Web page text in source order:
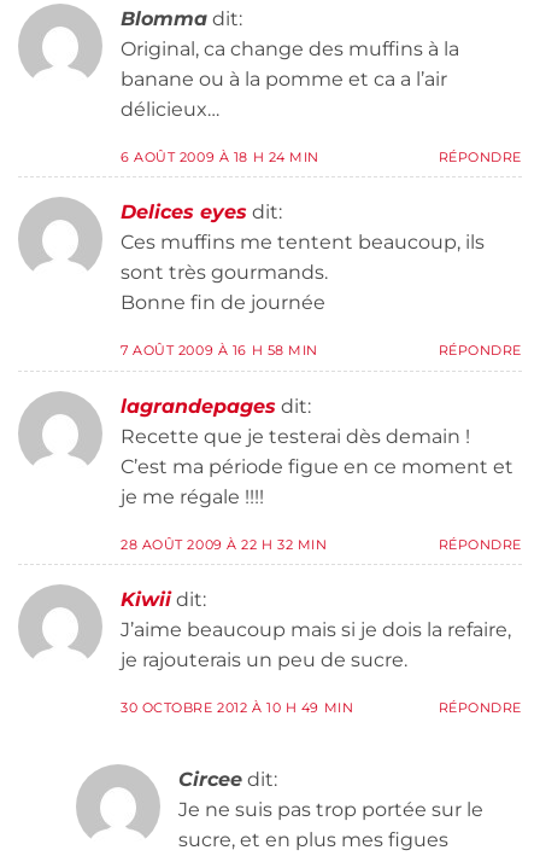
Blomma dit:
Original, ca change des muffins à la
banane ou à la pomme et ca a l’air
délicieux…
6 AOÛT 2009 À 18 H 24 MIN RÉPONDRE
Delices eyes dit:
Ces muffins me tentent beaucoup, ils
sont très gourmands.
Bonne fin de journée
7 AOÛT 2009 À 16 H 58 MIN RÉPONDRE
lagrandepages dit:
Recette que je testerai dès demain !
C’est ma période figue en ce moment et
je me régale !!!!
28 AOÛT 2009 À 22 H 32 MIN RÉPONDRE
Kiwii dit:
J’aime beaucoup mais si je dois la refaire,
je rajouterais un peu de sucre.
30 OCTOBRE 2012 À 10 H 49 MIN RÉPONDRE
Circee dit:
Je ne suis pas trop portée sur le
sucre, et en plus mes figues